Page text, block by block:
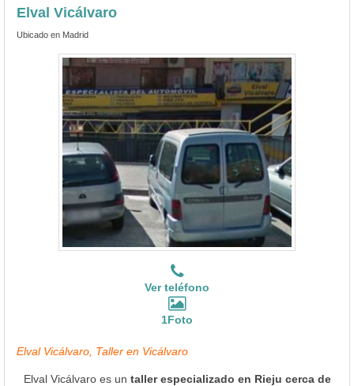
Elval Vicálvaro
Ubicado en Madrid
Ver teléfono
1Foto
Elval Vicálvaro, Taller en Vicálvaro
Elval Vicálvaro es un taller especializado en Rieju cerca de